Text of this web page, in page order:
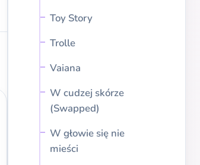
Toy Story
Trolle
Vaiana
W cudzej skórze
(Swapped)
W głowie się nie
mieści